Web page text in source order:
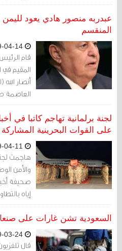
تستخدم
عبدربه منصور هادي يعود لليمن
المنقسم
قام
المقيم
أنصار الله
العاصمة
السبت
محافظة
لجنة برلمانية تهاجم كاتبا في
على القوات البحرينية
هاجمت
والأمن
صحيفة
إياه
في حرب
السعودية تشن غارات على
قال